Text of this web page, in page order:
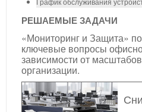
РЕШАЕМЫЕ ЗАДАЧИ
«Мониторинг и Защита»
ключевые вопросы
зависимости от
организации.